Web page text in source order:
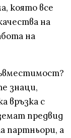
която все
на
на
знаци,
връзка с
предвид
партньори, а